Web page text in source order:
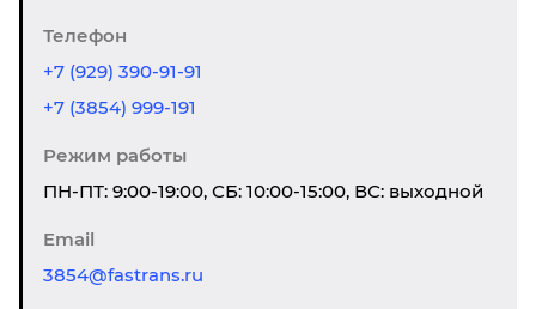
Телефон
+7 (929) 390-91-91
+7 (3854) 999-191
Режим работы
ПН-ПТ: 9:00-19:00, СБ: 10:00-15:00, ВС: выходной
Email
3854@fastrans.ru